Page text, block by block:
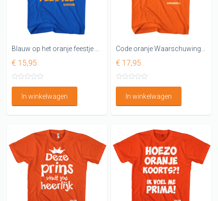
€ 15,95
In winkelwagen
€ 17,95
In winkelwagen